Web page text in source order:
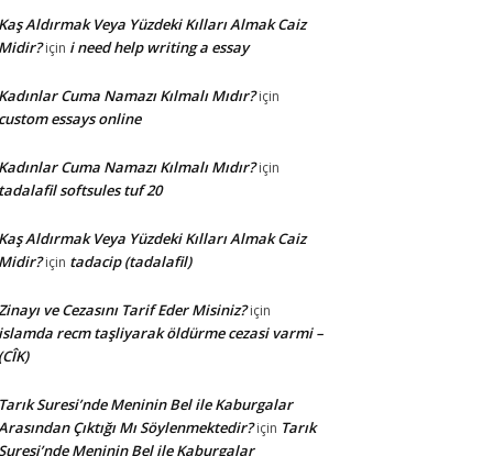
Aldırmak Veya Yüzdeki Kılları Almak Caiz
için i need help writing a essay
Cuma Namazı Kılmalı Mıdır?için
essays online
Cuma Namazı Kılmalı Mıdır?için
softsules tuf 20
Aldırmak Veya Yüzdeki Kılları Almak Caiz
için tadacip (tadalafil)
ve Cezasını Tarif Eder Misiniz?için
recm taşliyarak öldürme cezasi varmi –
Suresi’nde Meninin Bel ile Kaburgalar
Çıktığı Mı Söylenmektedir?için Tarık
Meninin Bel ile Kaburgalar